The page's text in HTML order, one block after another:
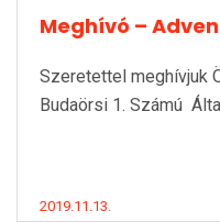
Meghívó –
Szeretettel meghívjuk
Budaörsi 1. Számú
2019.11.13.